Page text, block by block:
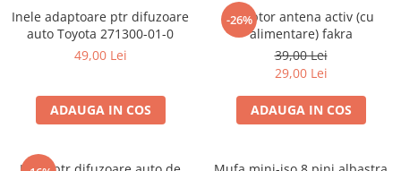
Inele adaptoare ptr difuzoare
auto Toyota 271300-01-0
49,00 Lei
ADAUGA IN COS
-26%
Adaptor antena activ (cu
alimentare) fakra
39,00 Lei
29,00 Lei
ADAUGA IN COS